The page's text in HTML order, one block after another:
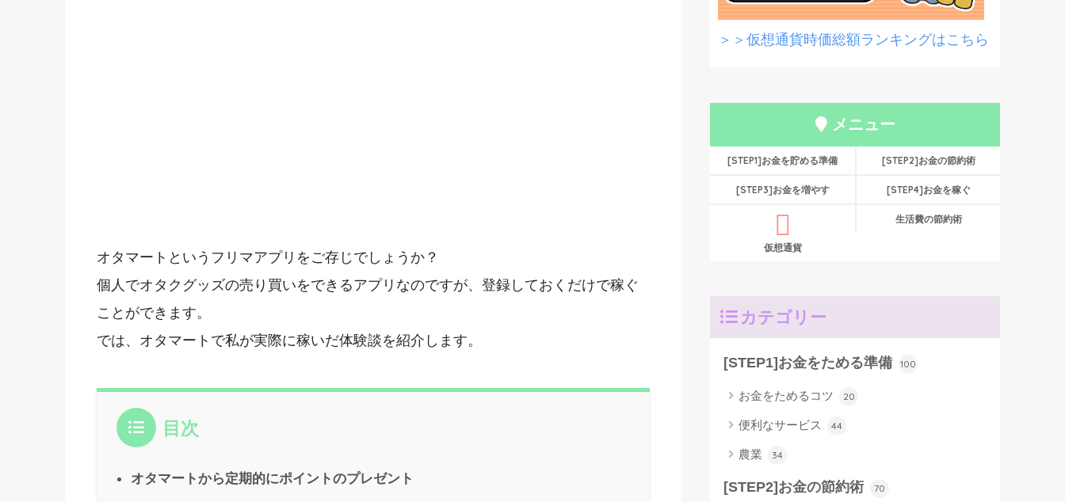
オタマートというフリマアプリをご存じでしょうか？
個人でオタクグッズの売り買いをできるアプリなのですが、登録しておくだけで稼ぐ
ことができます。
では、オタマートで私が実際に稼いだ体験談を紹介します。
目次
オタマートから定期的にポイントのプレゼント
＞＞仮想通貨時価総額ランキングはこちら
メニュー
[STEP1]お金を貯める準備 [STEP2]お金の節約術
[STEP3]お金を増やす [STEP4]お金を稼ぐ
仮想通貨
生活費の節約術
カテゴリー
[STEP1]お金をためる準備 100
お金をためるコツ 20
便利なサービス 44
農業 34
[STEP2]お金の節約術 70